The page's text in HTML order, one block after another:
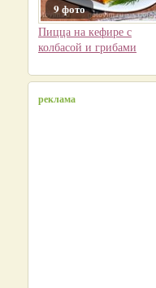
9 фото
Пицца на кефире с
колбасой и грибами
реклама